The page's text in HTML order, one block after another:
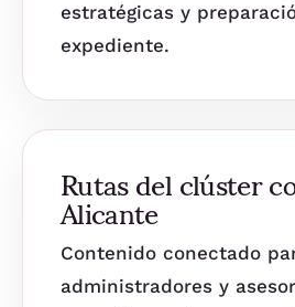
estratégicas y
expediente.
Rutas del clúster
Alicante
Contenido conectado
administradores y